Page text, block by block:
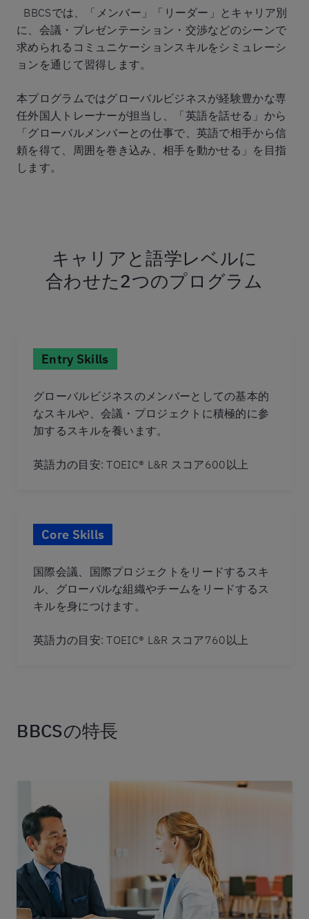
BBCSでは、「メンバー」「リーダー」とキャリア別
に、会議・プレゼンテーション・交渉などのシーンで
求められるコミュニケーションスキルをシミュレーシ
ョンを通じて習得します。
本プログラムではグローバルビジネスが経験豊かな専
任外国人トレーナーが担当し、「英語を話せる」から
「グローバルメンバーとの仕事で、英語で相手から信
頼を得て、周囲を巻き込み、相手を動かせる」を目指
します。
キャリアと語学レベルに
合わせた2つのプログラム
Entry Skills
グローバルビジネスのメンバーとしての基本的
なスキルや、会議・プロジェクトに積極的に参
加するスキルを養います。
英語力の目安: TOEIC® L&R スコア600以上
Core Skills
国際会議、国際プロジェクトをリードするスキ
ル、グローバルな組織やチームをリードするス
キルを身につけます。
英語力の目安: TOEIC® L&R スコア760以上
BBCSの特長